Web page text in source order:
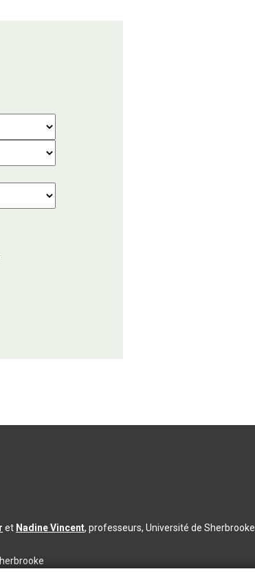
et Nadine Vincent, professeurs, Université de Sherbrooke